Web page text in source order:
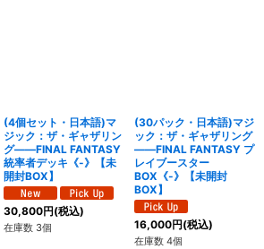
(4個セット・日本語)マ
ジック：ザ・ギャザリン
グ――FINAL FANTASY
統率者デッキ《-》【未
開封BOX】
30,800円(税込)
在庫数 3個
(30パック・日本語)マジ
ック：ザ・ギャザリング
――FINAL FANTASY プ
レイブースター
BOX《-》【未開封
BOX】
16,000円(税込)
在庫数 4個